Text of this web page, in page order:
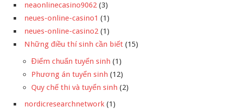
neaonlinecasino9062 (3)
neues-online-casino1 (1)
neues-online-casino2 (1)
Những điều thí sinh cần biết (15)
Điểm chuẩn tuyển sinh (1)
Phương án tuyển sinh (12)
Quy chế thi và tuyển sinh (2)
nordicresearchnetwork (1)